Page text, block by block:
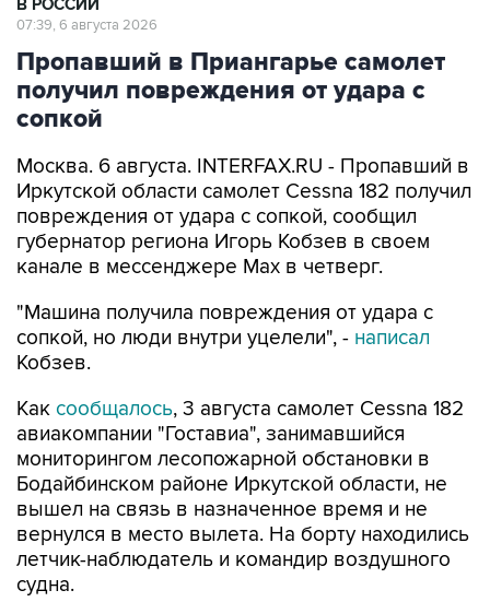
Пропавший в Приангарье самолет
получил повреждения от удара с
сопкой
Москва. 6 августа. INTERFAX.RU - Пропавший в
повреждения от удара с сопкой, сообщил
губернатор региона Игорь Кобзев в своем
канале в мессенджере Мах в четверг.
"Машина получила повреждения от удара с
Кобзев.
Каксообщалось
мониторингом лесопожарной обстановки в
Бодайбинском районе Иркутской области, не
вышел на связь в назначенное время и не
вернулся в место вылета. На борту находились
летчик-наблюдатель и командир воздушного
судна.
В поисках пропавшего самолета было